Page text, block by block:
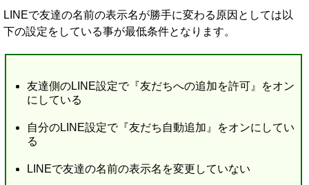
LINEで友達の名前の表示名が勝手に変わる原因としては以
下の設定をしている事が最低条件となります。
友達側のLINE設定で『友だちへの追加を許可』をオン
にしている
自分のLINE設定で『友だち自動追加』をオンにしてい
る
LINEで友達の名前の表示名を変更していない